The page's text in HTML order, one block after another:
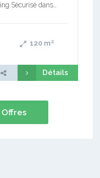
Sécurisé dans…
120 m²
Détails
Offres